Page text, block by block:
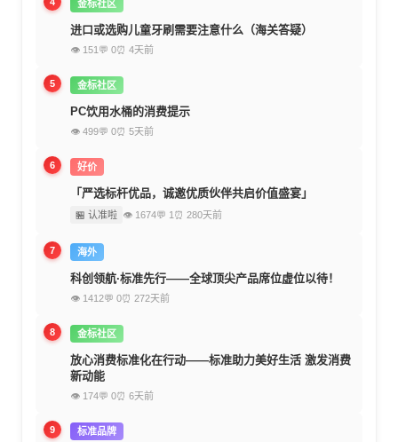
金标社区
进口或选购儿童牙刷需要注意什么（海关答疑）
👁 151 💬 0⏰ 4天前
5 金标社区
PC饮用水桶的消费提示
👁 499💬 0⏰ 5天前
6 好价
「严选标杆优品，诚邀优质伙伴共启价值盛宴」
🏪 认准啦 👁 1674💬 1 ⏰ 280天前
7 海外
科创领航·标准先行——全球顶尖产品席位虚位以待！
👁 1412💬 0⏰ 272天前
8 金标社区
放心消费标准化在行动——标准助力美好生活 激发消费
新动能
👁 174💬 0⏰ 6天前
9 标准品牌